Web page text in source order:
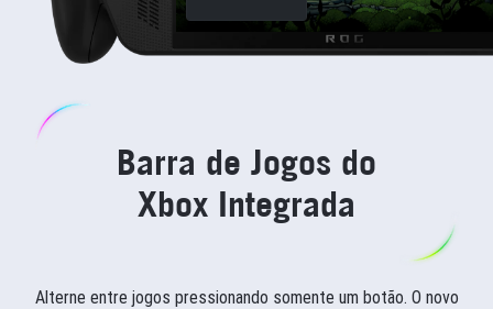
Barra de Jogos do
Xbox Integrada
Alterne entre jogos pressionando somente um botão. O novo